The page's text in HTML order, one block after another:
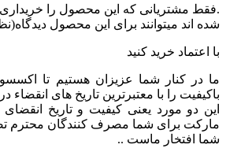
.فقط مشتریانی که این محصول را خریداری
شده اند میتوانند برای این محصول
با اعتماد خرید کنید
ما در کنار شما عزیزان هستیم تا
باکیفیت را با معتبرترین تاریخ های انقضاء
این دو مورد یعنی کیفیت و تاریخ
مارکت برای شما مصرف کنندگان محترم
شما افتخار ماست ..